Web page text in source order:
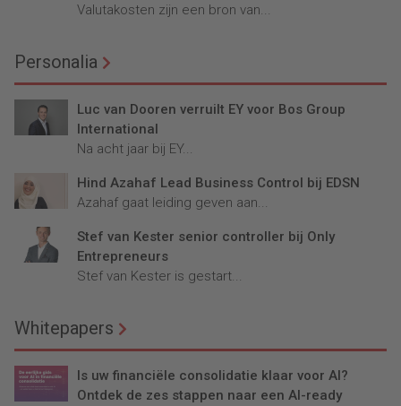
Valutakosten zijn een bron van...
Personalia
Luc van Dooren verruilt EY voor Bos Group
International
Na acht jaar bij EY...
Hind Azahaf Lead Business Control bij EDSN
Azahaf gaat leiding geven aan...
Stef van Kester senior controller bij Only
Entrepreneurs
Stef van Kester is gestart...
Whitepapers
Is uw financiële consolidatie klaar voor AI?
Ontdek de zes stappen naar een AI-ready